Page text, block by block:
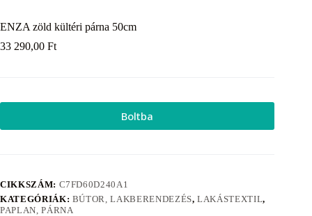
ENZA zöld kültéri párna 50cm
33 290,00 Ft
Boltba
CIKKSZÁM: C7FD60D240A1
KATEGÓRIÁK: BÚTOR, LAKBERENDEZÉS,LAKÁSTEXTIL,
PAPLAN, PÁRNA